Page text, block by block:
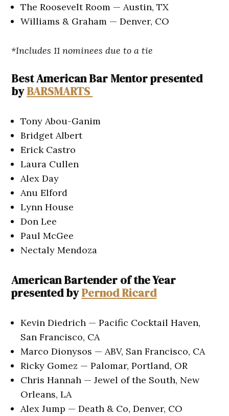
The Roosevelt Room — Austin, TX
Williams & Graham — Denver, CO
*Includes 11 nominees due to a tie
Best American Bar Mentor presented
byBARSMARTS
Tony Abou-Ganim
Bridget Albert
Erick Castro
Laura Cullen
Alex Day
Anu Elford
Lynn House
Don Lee
Paul McGee
Nectaly Mendoza
American Bartender of the Year
presented byPernod Ricard
Kevin Diedrich — Pacific Cocktail Haven,
San Francisco, CA
Marco Dionysos — ABV, San Francisco, CA
Ricky Gomez — Palomar, Portland, OR
Chris Hannah — Jewel of the South, New
Orleans, LA
Alex Jump — Death & Co, Denver, CO